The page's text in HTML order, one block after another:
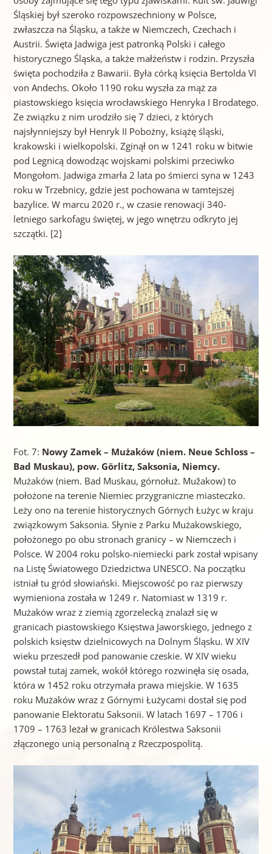
Śląskiej był szeroko rozpowszechniony w Polsce,
zwłaszcza na Śląsku, a także w Niemczech, Czechach i
Austrii. Święta Jadwiga jest patronką Polski i całego
historycznego Śląska, a także małżeństw i rodzin. Przyszła
święta pochodziła z Bawarii. Była córką księcia Bertolda VI
von Andechs. Około 1190 roku wyszła za mąż za
piastowskiego księcia wrocławskiego Henryka I Brodatego.
Ze związku z nim urodziło się 7 dzieci, z których
najsłynniejszy był Henryk II Pobożny, książę śląski,
krakowski i wielkopolski. Zginął on w 1241 roku w bitwie
pod Legnicą dowodząc wojskami polskimi przeciwko
Mongołom. Jadwiga zmarła 2 lata po śmierci syna w 1243
roku w Trzebnicy, gdzie jest pochowana w tamtejszej
bazylice. W marcu 2020 r., w czasie renowacji 340-
letniego sarkofagu świętej, w jego wnętrzu odkryto jej
szczątki. [2]
Fot. 7: Nowy Zamek – Mużaków (niem. Neue Schloss –
Bad Muskau), pow. Görlitz, Saksonia, Niemcy.
Mużaków (niem. Bad Muskau, górnołuż. Mužakow) to
położone na terenie Niemiec przygraniczne miasteczko.
Leży ono na terenie historycznych Górnych Łużyc w kraju
związkowym Saksonia. Słynie z Parku Mużakowskiego,
położonego po obu stronach granicy – w Niemczech i
Polsce. W 2004 roku polsko-niemiecki park został wpisany
na Listę Światowego Dziedzictwa UNESCO. Na początku
istniał tu gród słowiański. Miejscowość po raz pierwszy
wymieniona została w 1249 r. Natomiast w 1319 r.
Mużaków wraz z ziemią zgorzelecką znalazł się w
granicach piastowskiego Księstwa Jaworskiego, jednego z
polskich księstw dzielnicowych na Dolnym Śląsku. W XIV
wieku przeszedł pod panowanie czeskie. W XIV wieku
powstał tutaj zamek, wokół którego rozwinęła się osada,
która w 1452 roku otrzymała prawa miejskie. W 1635
roku Mużaków wraz z Górnymi Łużycami dostał się pod
panowanie Elektoratu Saksonii. W latach 1697 – 1706 i
1709 – 1763 leżał w granicach Królestwa Saksonii
złączonego unią personalną z Rzeczpospolitą.